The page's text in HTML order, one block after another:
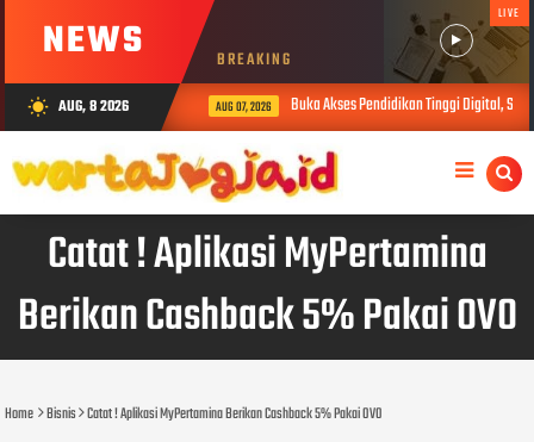
NEWS BREAKING
LIVE
wb_sunny AUG, 8 2026 AUG 07, 2026 Buka Akses Pendidikan Tinggi Digital,
Catat ! Aplikasi MyPertamina
Berikan Cashback 5% Pakai OVO
Home Bisnis Catat ! Aplikasi MyPertamina Berikan Cashback 5% Pakai OVO